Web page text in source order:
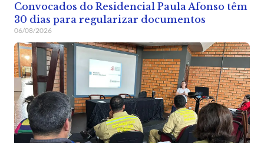
Convocados do Residencial Paula Afonso têm
30 dias para regularizar documentos
06/08/2026